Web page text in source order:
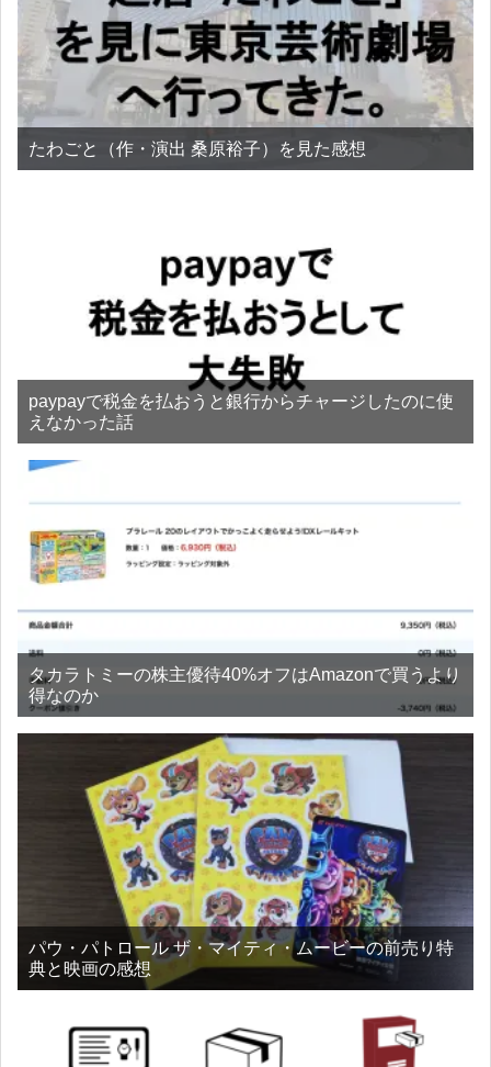
たわごと（作・演出 桑原裕子）を見た感想
paypayで税金を払おうと銀行からチャージしたのに使
えなかった話
タカラトミーの株主優待40%オフはAmazonで買うより
得なのか
パウ・パトロール ザ・マイティ・ムービーの前売り特
典と映画の感想